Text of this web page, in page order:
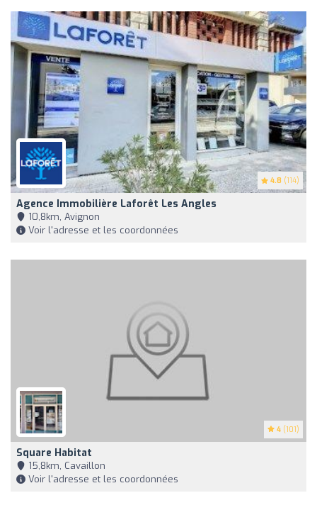
4.8 (114)
Agence Immobilière Laforêt Les Angles
10,8km, Avignon
Voir l'adresse et les coordonnées
4 (101)
Square Habitat
15,8km, Cavaillon
Voir l'adresse et les coordonnées